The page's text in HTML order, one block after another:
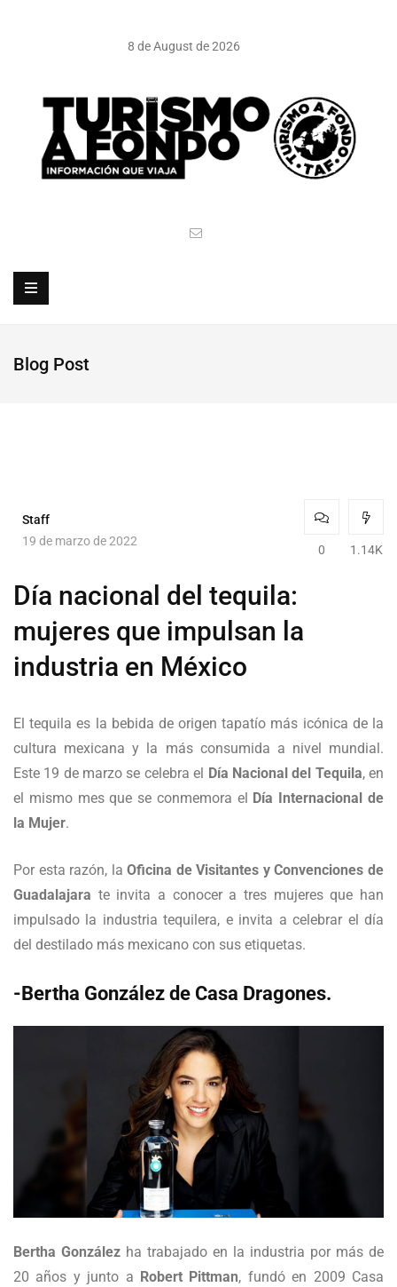
8 de August de 2026
Blog Post
Staff
19 de marzo de 2022
0 1.14K
Día nacional del tequila:
mujeres que impulsan la
industria en México
El tequila es la bebida de origen tapatío más icónica de la
cultura mexicana y la más consumida a nivel mundial.
Este 19 de marzo se celebra el
Día Nacional del Tequila, en
el mismo mes que se conmemora el
Día Internacional de
la Mujer.
Por esta razón, laOficina de Visitantes y Convenciones de
Guadalajara te invita a conocer a tres mujeres que han
impulsado la industria tequilera, e invita a celebrar el día
del destilado más mexicano con sus etiquetas.
-Bertha González de Casa Dragones.
Bertha González ha trabajado en la industria por más de
20 años y junto a Robert Pittman, fundó en 2009 Casa